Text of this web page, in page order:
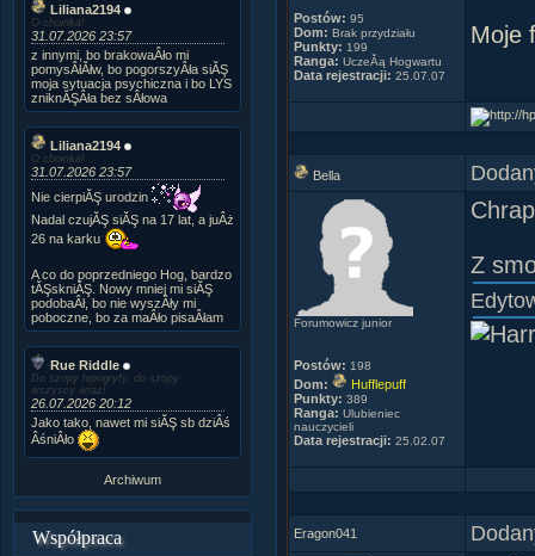
Liliana2194
O choinka!
31.07.2026 23:57
z innymi, bo brakowaÂło mi
pomysÂłĂłw, bo pogorszyÂła siĂŞ
moja sytuacja psychiczna i bo LYS
zniknĂŞÂła bez sÂłowa
Liliana2194
O choinka!
31.07.2026 23:57
Nie cierpiĂŞ urodzin
Nadal czujĂŞ siĂŞ na 17 lat, a juÂż
26 na karku
A co do poprzedniego Hog, bardzo
tĂŞskniĂŞ. Nowy mniej mi siĂŞ
podobaÂł, bo nie wyszÂły mi
poboczne, bo za maÂło pisaÂłam
Rue Riddle
Do szopy hipogryfy, do szopy
wszyscy wraz!
26.07.2026 20:12
Jako tako, nawet mi siĂŞ sb dziÂś
ÂśniÂło
Archiwum
Współpraca
Postów: 95
Dom: Brak przydziału
Punkty: 199
Ranga: UczeĂą Hogwartu
Data rejestracji: 25.07.07
Moje
Bella
Forumowicz junior
Postów: 198
Dom:
Hufflepuff
Punkty: 389
Ranga: Ulubieniec
nauczycieli
Data rejestracji: 25.02.07
Z
Eragon041